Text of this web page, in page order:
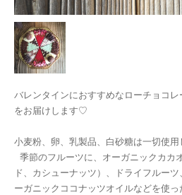
バレンタインにおすすめなローチョコ
をお届けします♡
小麦粉、卵、乳製品、白砂糖は一切使用
季節のフルーツに、オーガニックカカ
ド、カシューナッツ）、ドライフルー
ーガニックココナッツオイルなどを使っ